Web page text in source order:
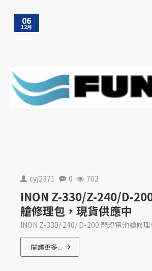
06
12月
cyj2371 0 702
INON Z-330/Z-240/D-
艙修理包，現貨供應中
INON Z-330/ 240/ D-200 閃燈電池艙修理
閱讀更多...